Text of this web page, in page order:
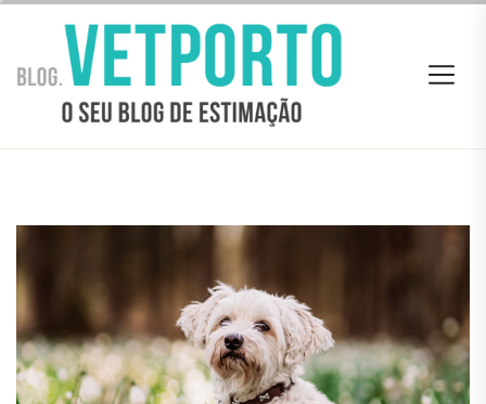
the
BLOG
VETPORTO
BLOG VETPORTO